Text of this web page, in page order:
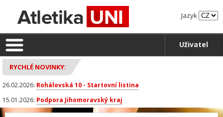
Jazyk
Uživatel
RYCHLÉ NOVINKY:
26.02.2026: Rohálovská 10 - Startovní listina
15.01.2026: Podpora Jihomoravský kraj